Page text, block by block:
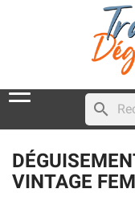
search
VINTAGE